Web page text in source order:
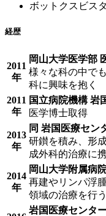
ボットクスビス
経歴
2011
年
岡山大学医学部
様々な科の中で
科に興味を抱く
2011
年
国立病院機構 岩
医学博士取得
2013
年
同 岩国医療セン
研鑚を積み、形
成外科的治療に
2014
年
岡山大学附属病
再建やリンパ浮
領域の治療を行う
岩国医療センタ